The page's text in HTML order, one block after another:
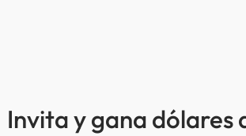
Invita y gana dólares